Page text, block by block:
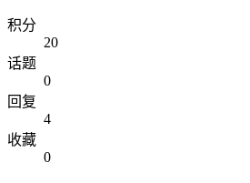
积分
20
话题
0
回复
4
收藏
0